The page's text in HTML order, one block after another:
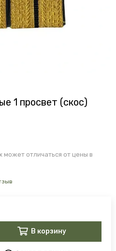
1 просвет (скос)
может отличаться от цены в
В корзину